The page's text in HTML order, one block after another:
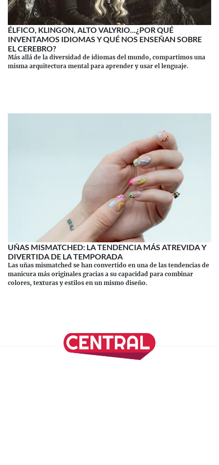
ÉLFICO, KLINGON, ALTO VALYRIO...¿POR QUÉ
INVENTAMOS IDIOMAS Y QUÉ NOS ENSEÑAN SOBRE
EL CEREBRO?
Más allá de la diversidad de idiomas del mundo, compartimos una
misma arquitectura mental para aprender y usar el lenguaje.
UÑAS MISMATCHED: LA TENDENCIA MÁS ATREVIDA Y
DIVERTIDA DE LA TEMPORADA
Las uñas mismatched se han convertido en una de las tendencias de
manicura más originales gracias a su capacidad para combinar
colores, texturas y estilos en un mismo diseño.